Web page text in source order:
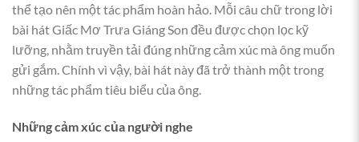
thể tạo nên một tác phẩm hoàn hảo. Mỗi câu chữ trong lời
bài hát Giấc Mơ Trưa Giáng Son đều được chọn lọc kỹ
lưỡng, nhằm truyền tải đúng những cảm xúc mà ông muốn
gửi gắm. Chính vì vậy, bài hát này đã trở thành một trong
những tác phẩm tiêu biểu của ông.
Những cảm xúc của người nghe